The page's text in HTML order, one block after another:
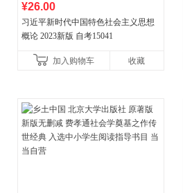
¥26.00
习近平新时代中国特色社会主义思想
概论 2023新版 自考15041
加入购物车 收藏